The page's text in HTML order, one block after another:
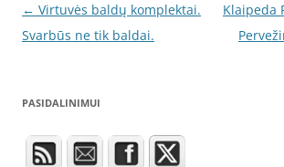
Post
navigation
← Virtuvės baldų komplektai.
Svarbūs ne tik baldai.
Klaipeda
PASIDALINIMUI